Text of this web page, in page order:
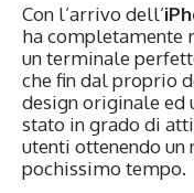
Con l’arrivo dell’
ha completamente
un terminale
che fin dal proprio
design originale ed
stato in grado di
utenti ottenendo
pochissimo tempo.